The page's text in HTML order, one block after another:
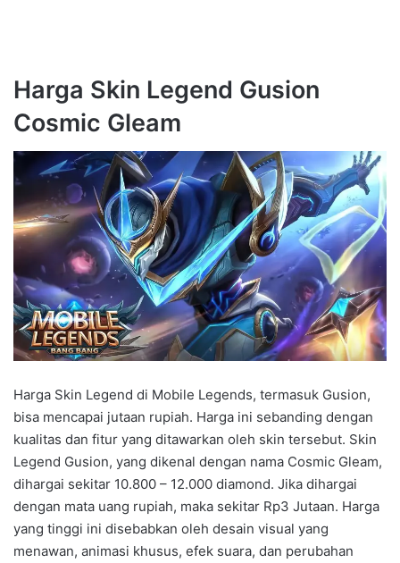
Harga Skin Legend Gusion
Cosmic Gleam
Harga Skin Legend di Mobile Legends, termasuk Gusion,
bisa mencapai jutaan rupiah. Harga ini sebanding dengan
kualitas dan fitur yang ditawarkan oleh skin tersebut. Skin
Legend Gusion, yang dikenal dengan nama Cosmic Gleam,
dihargai sekitar 10.800 – 12.000 diamond. Jika dihargai
dengan mata uang rupiah, maka sekitar Rp3 Jutaan. Harga
yang tinggi ini disebabkan oleh desain visual yang
menawan, animasi khusus, efek suara, dan perubahan